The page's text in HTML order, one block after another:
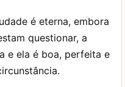
é eterna, embora
questionar, a
e ela é boa, perfeita e